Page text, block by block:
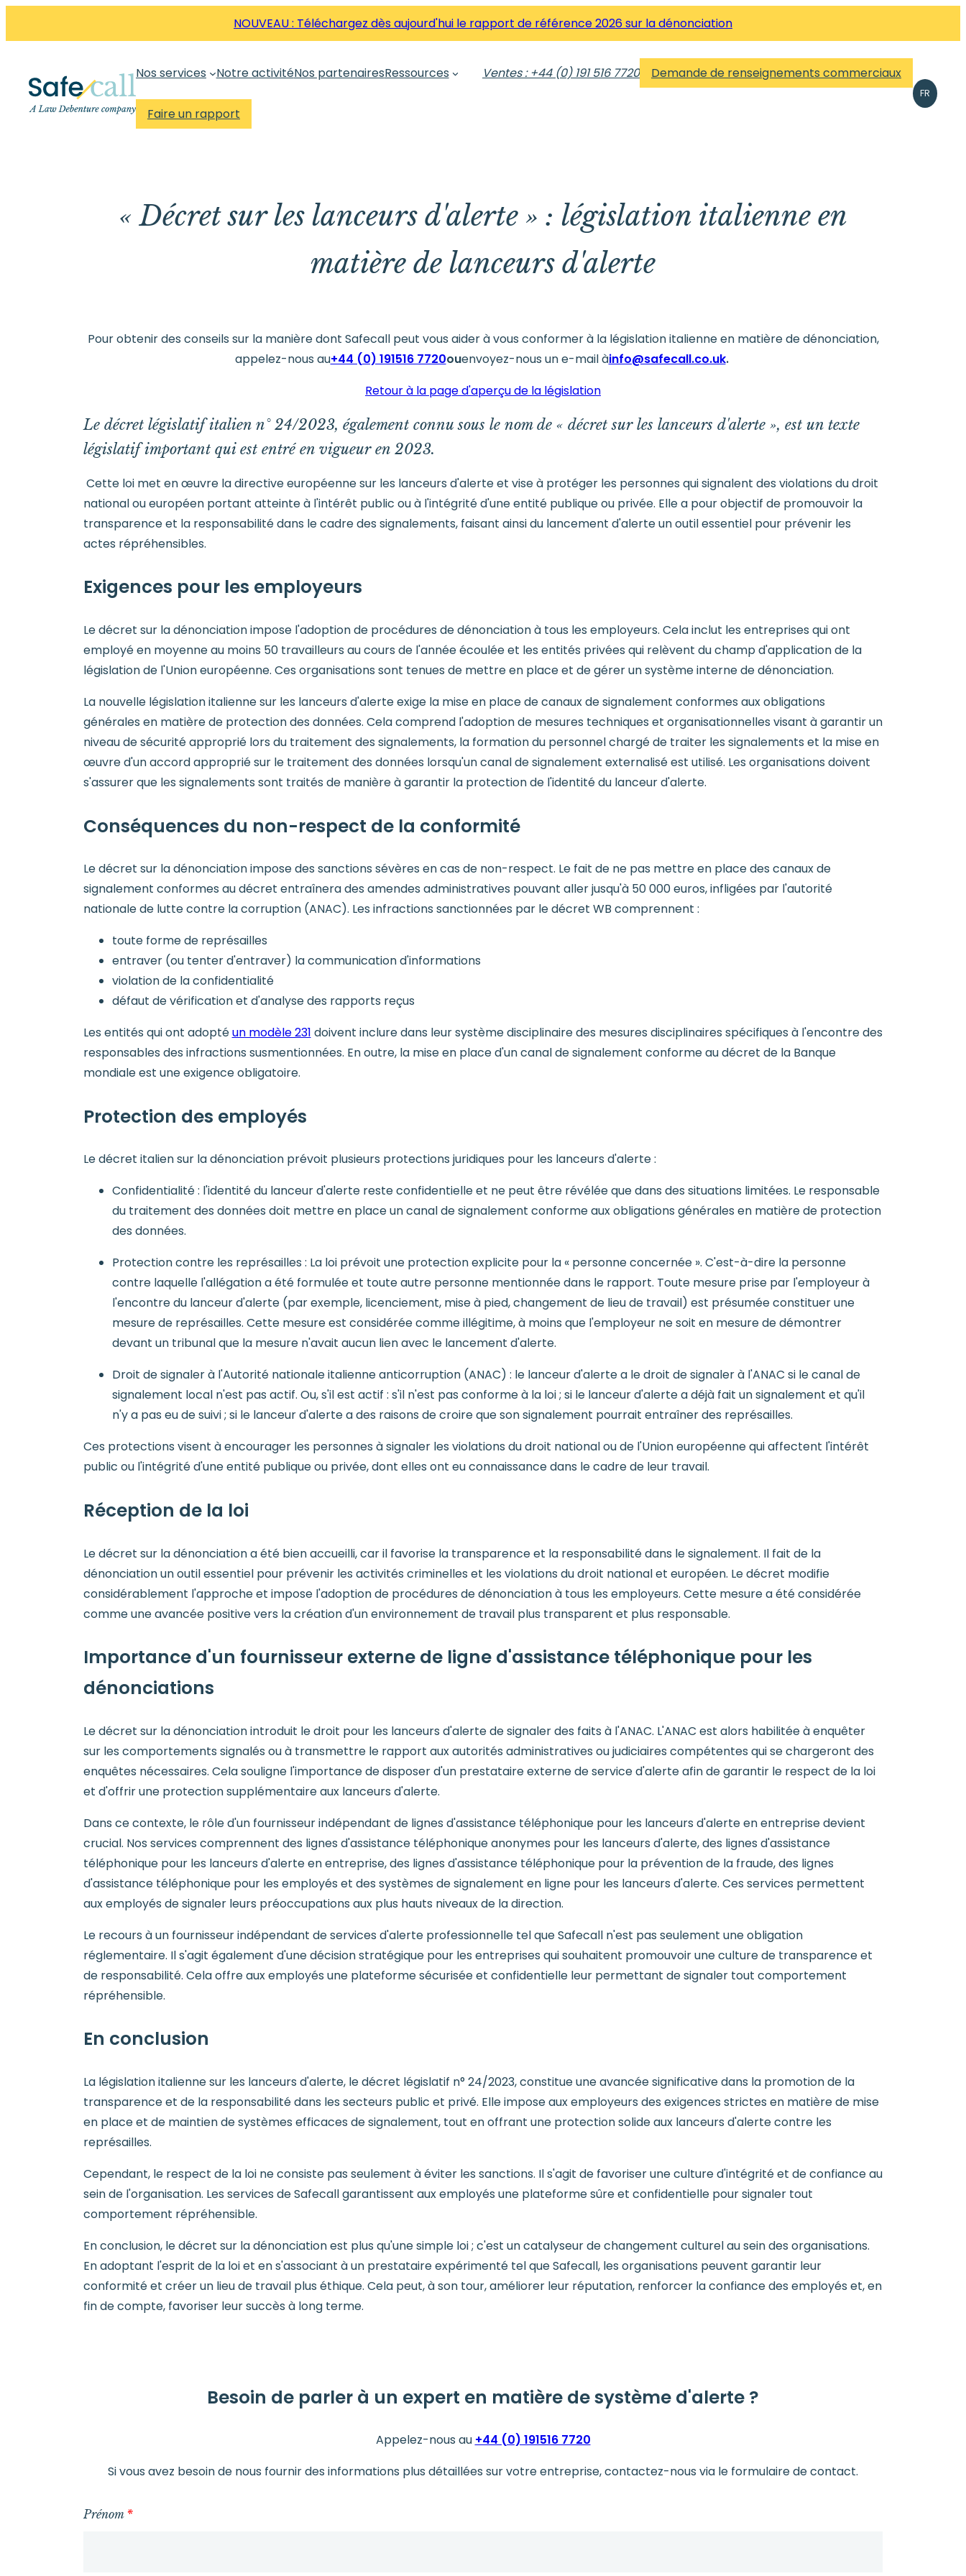
contenu
NOUVEAU : Téléchargez dès aujourd'hui le rapport de référence 2026 sur la dénonciation
Nos services Notre activitéNos partenairesRessources Ventes : +44 (0) 191 516 7720 Demande de renseignements commerciaux
Faire un rapport
FR
« Décret sur les lanceurs d'alerte » : législation italienne en
matière de lanceurs d'alerte
Pour obtenir des conseils sur la manière dont Safecall peut vous aider à vous conformer à la législation italienne en matière de dénonciation,
appelez-nous au+44 (0) 191516 7720ouenvoyez-nous un e-mail àinfo@safecall.co.uk.
Retour à la page d'aperçu de la législation
Le décret législatif italien n° 24/2023, également connu sous le nom de « décret sur les lanceurs d'alerte », est un texte
législatif important qui est entré en vigueur en 2023.
Cette loi met en œuvre la directive européenne sur les lanceurs d'alerte et vise à protéger les personnes qui signalent des violations du droit
national ou européen portant atteinte à l'intérêt public ou à l'intégrité d'une entité publique ou privée. Elle a pour objectif de promouvoir la
transparence et la responsabilité dans le cadre des signalements, faisant ainsi du lancement d'alerte un outil essentiel pour prévenir les
actes répréhensibles.
Exigences pour les employeurs
Le décret sur la dénonciation impose l'adoption de procédures de dénonciation à tous les employeurs. Cela inclut les entreprises qui ont
employé en moyenne au moins 50 travailleurs au cours de l'année écoulée et les entités privées qui relèvent du champ d'application de la
législation de l'Union européenne. Ces organisations sont tenues de mettre en place et de gérer un système interne de dénonciation.
La nouvelle législation italienne sur les lanceurs d'alerte exige la mise en place de canaux de signalement conformes aux obligations
générales en matière de protection des données. Cela comprend l'adoption de mesures techniques et organisationnelles visant à garantir un
niveau de sécurité approprié lors du traitement des signalements, la formation du personnel chargé de traiter les signalements et la mise en
œuvre d'un accord approprié sur le traitement des données lorsqu'un canal de signalement externalisé est utilisé. Les organisations doivent
s'assurer que les signalements sont traités de manière à garantir la protection de l'identité du lanceur d'alerte.
Conséquences du non-respect de la conformité
Le décret sur la dénonciation impose des sanctions sévères en cas de non-respect. Le fait de ne pas mettre en place des canaux de
signalement conformes au décret entraînera des amendes administratives pouvant aller jusqu'à 50 000 euros, infligées par l'autorité
nationale de lutte contre la corruption (ANAC). Les infractions sanctionnées par le décret WB comprennent :
toute forme de représailles
entraver (ou tenter d'entraver) la communication d'informations
violation de la confidentialité
défaut de vérification et d'analyse des rapports reçus
Les entités qui ont adoptéun modèle 231 doivent inclure dans leur système disciplinaire des mesures disciplinaires spécifiques à l'encontre des
responsables des infractions susmentionnées. En outre, la mise en place d'un canal de signalement conforme au décret de la Banque
mondiale est une exigence obligatoire.
Protection des employés
Le décret italien sur la dénonciation prévoit plusieurs protections juridiques pour les lanceurs d'alerte :
Confidentialité : l'identité du lanceur d'alerte reste confidentielle et ne peut être révélée que dans des situations limitées. Le responsable
du traitement des données doit mettre en place un canal de signalement conforme aux obligations générales en matière de protection
des données.
Protection contre les représailles : La loi prévoit une protection explicite pour la « personne concernée ». C'est-à-dire la personne
contre laquelle l'allégation a été formulée et toute autre personne mentionnée dans le rapport. Toute mesure prise par l'employeur à
l'encontre du lanceur d'alerte (par exemple, licenciement, mise à pied, changement de lieu de travail) est présumée constituer une
mesure de représailles. Cette mesure est considérée comme illégitime, à moins que l'employeur ne soit en mesure de démontrer
devant un tribunal que la mesure n'avait aucun lien avec le lancement d'alerte.
Droit de signaler à l'Autorité nationale italienne anticorruption (ANAC) : le lanceur d'alerte a le droit de signaler à l'ANAC si le canal de
signalement local n'est pas actif. Ou, s'il est actif : s'il n'est pas conforme à la loi ; si le lanceur d'alerte a déjà fait un signalement et qu'il
n'y a pas eu de suivi ; si le lanceur d'alerte a des raisons de croire que son signalement pourrait entraîner des représailles.
Ces protections visent à encourager les personnes à signaler les violations du droit national ou de l'Union européenne qui affectent l'intérêt
public ou l'intégrité d'une entité publique ou privée, dont elles ont eu connaissance dans le cadre de leur travail.
Réception de la loi
Le décret sur la dénonciation a été bien accueilli, car il favorise la transparence et la responsabilité dans le signalement. Il fait de la
dénonciation un outil essentiel pour prévenir les activités criminelles et les violations du droit national et européen. Le décret modifie
considérablement l'approche et impose l'adoption de procédures de dénonciation à tous les employeurs. Cette mesure a été considérée
comme une avancée positive vers la création d'un environnement de travail plus transparent et plus responsable.
Importance d'un fournisseur externe de ligne d'assistance téléphonique pour les
dénonciations
Le décret sur la dénonciation introduit le droit pour les lanceurs d'alerte de signaler des faits à l'ANAC. L'ANAC est alors habilitée à enquêter
sur les comportements signalés ou à transmettre le rapport aux autorités administratives ou judiciaires compétentes qui se chargeront des
enquêtes nécessaires. Cela souligne l'importance de disposer d'un prestataire externe de service d'alerte afin de garantir le respect de la loi
et d'offrir une protection supplémentaire aux lanceurs d'alerte.
Dans ce contexte, le rôle d'un fournisseur indépendant de lignes d'assistance téléphonique pour les lanceurs d'alerte en entreprise devient
crucial. Nos services comprennent des lignes d'assistance téléphonique anonymes pour les lanceurs d'alerte, des lignes d'assistance
téléphonique pour les lanceurs d'alerte en entreprise, des lignes d'assistance téléphonique pour la prévention de la fraude, des lignes
d'assistance téléphonique pour les employés et des systèmes de signalement en ligne pour les lanceurs d'alerte. Ces services permettent
aux employés de signaler leurs préoccupations aux plus hauts niveaux de la direction.
Le recours à un fournisseur indépendant de services d'alerte professionnelle tel que Safecall n'est pas seulement une obligation
réglementaire. Il s'agit également d'une décision stratégique pour les entreprises qui souhaitent promouvoir une culture de transparence et
de responsabilité. Cela offre aux employés une plateforme sécurisée et confidentielle leur permettant de signaler tout comportement
répréhensible.
En conclusion
La législation italienne sur les lanceurs d'alerte, le décret législatif n° 24/2023, constitue une avancée significative dans la promotion de la
transparence et de la responsabilité dans les secteurs public et privé. Elle impose aux employeurs des exigences strictes en matière de mise
en place et de maintien de systèmes efficaces de signalement, tout en offrant une protection solide aux lanceurs d'alerte contre les
représailles.
Cependant, le respect de la loi ne consiste pas seulement à éviter les sanctions. Il s'agit de favoriser une culture d'intégrité et de confiance au
sein de l'organisation. Les services de Safecall garantissent aux employés une plateforme sûre et confidentielle pour signaler tout
comportement répréhensible.
En conclusion, le décret sur la dénonciation est plus qu'une simple loi ; c'est un catalyseur de changement culturel au sein des organisations.
En adoptant l'esprit de la loi et en s'associant à un prestataire expérimenté tel que Safecall, les organisations peuvent garantir leur
conformité et créer un lieu de travail plus éthique. Cela peut, à son tour, améliorer leur réputation, renforcer la confiance des employés et, en
fin de compte, favoriser leur succès à long terme.
Besoin de parler à un expert en matière de système d'alerte ?
Appelez-nous au +44 (0) 191516 7720
Si vous avez besoin de nous fournir des informations plus détaillées sur votre entreprise, contactez-nous via le formulaire de contact.
Prénom *